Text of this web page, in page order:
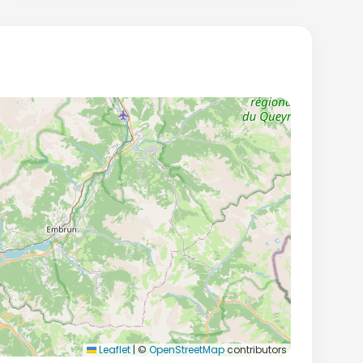
Leaflet | © OpenStreetMapcontributors